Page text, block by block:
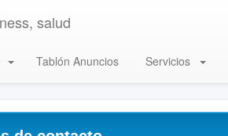
salud
Tablón Anuncios Servicios